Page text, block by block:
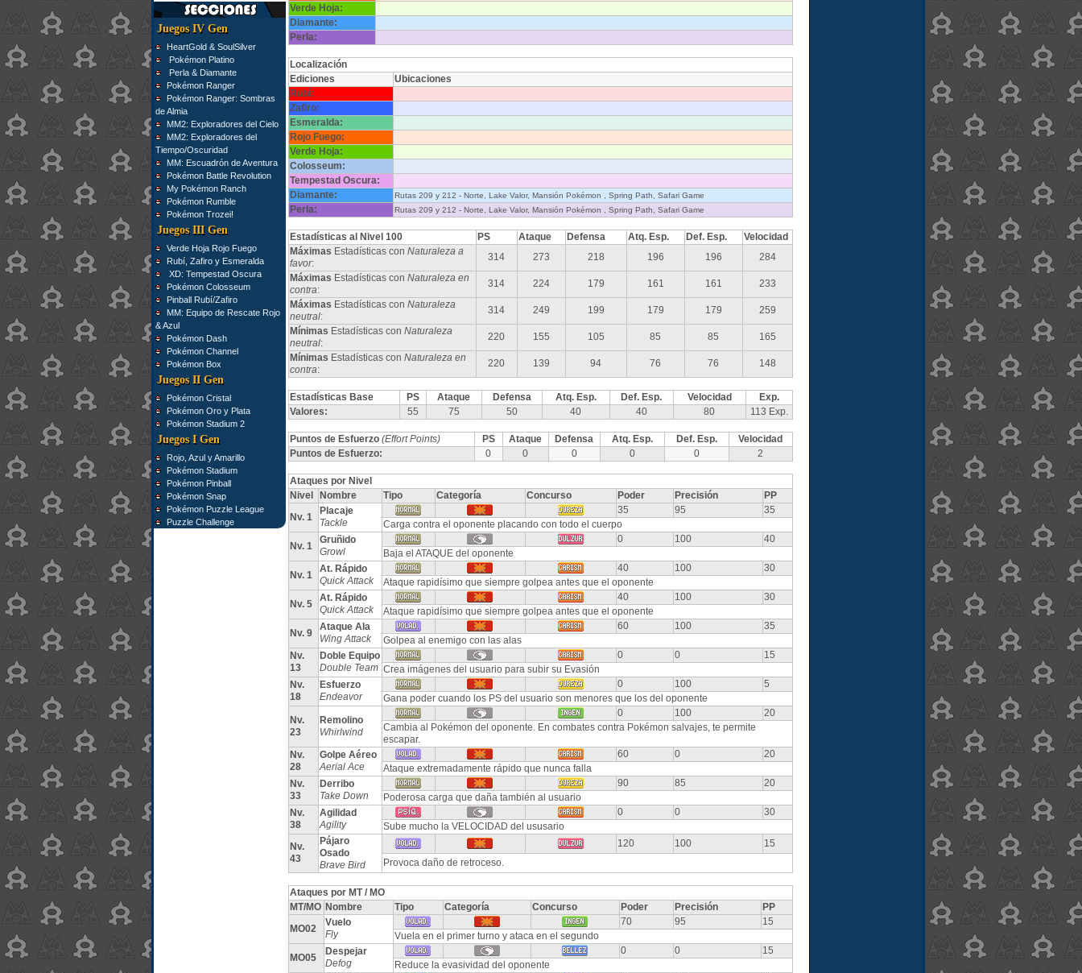
Juegos IV Gen
HeartGold & SoulSilver
Pokémon Platino
Perla & Diamante
Pokémon Ranger
Pokémon Ranger: Sombras
de Almia
MM2: Exploradores del Cielo
MM2: Exploradores del
Tiempo/Oscuridad
MM: Escuadrón de Aventura
Pokémon Battle Revolution
My Pokémon Ranch
Pokémon Rumble
Pokémon Trozei!
Juegos III Gen
Verde Hoja Rojo Fuego
Rubí, Zafiro y Esmeralda
XD: Tempestad Oscura
Pokémon Colosseum
Pinball Rubí/Zafiro
MM: Equipo de Rescate Rojo
& Azul
Pokémon Dash
Pokémon Channel
Pokémon Box
Juegos II Gen
Pokémon Cristal
Pokémon Oro y Plata
Pokémon Stadium 2
Juegos I Gen
Rojo, Azul y Amarillo
Pokémon Stadium
Pokémon Pinball
Pokémon Snap
Pokémon Puzzle League
Puzzle Challenge
Verde Hoja:
Diamante:
Perla:
Localización
Ediciones
Ubicaciones
Rubí:
Zafiro:
Esmeralda:
Rojo Fuego:
Verde Hoja:
Colosseum:
Tempestad Oscura:
Diamante:
Rutas 209 y 212 - Norte, Lake Valor, Mansión Pokémon , Spring Path, Safari Game
Perla: Rutas 209 y 212 - Norte, Lake Valor, Mansión Pokémon , Spring Path, Safari Game
Estadísticas al Nivel 100 PS Ataque Defensa Atq. Esp. Def. Esp.
Velocidad
Máximas Estadísticas con Naturaleza a
favor:
314 273 218 196 196
284
Máximas Estadísticas con Naturaleza en
contra:
314 224 179 161 161
233
Máximas Estadísticas con Naturaleza
neutral:
314 249 199 179 179
259
Mínimas Estadísticas con Naturaleza
neutral:
220 155 105 85 85
165
Mínimas Estadísticas con Naturaleza en
contra:
220 139 94 76 76 148
Estadísticas Base PS Ataque Defensa Atq. Esp. Def. Esp. Velocidad
Exp.
Valores:
55 75 50 40 40 80 113 Exp.
Puntos de Esfuerzo (Effort Points) PS Ataque Defensa Atq. Esp. Def. Esp.
Velocidad
Puntos de Esfuerzo:
0 0 0 0 0 2
Ataques por Nivel
Nivel
Nombre Tipo Categoría Concurso Poder Precisión
PP
Nv. 1
Placaje
Tackle
35 95
35
Carga contra el oponente placando con todo el cuerpo
Nv. 1
Gruñido
Growl
0 100
40
Baja el ATAQUE del oponente
Nv. 1
At. Rápido
Quick Attack
40 100
30
Ataque rapidísimo que siempre golpea antes que el oponente
Nv. 5
At. Rápido
Quick Attack
40 100
30
Ataque rapidísimo que siempre golpea antes que el oponente
Nv. 9
Ataque Ala
Wing Attack
60 100
35
Golpea al enemigo con las alas
Nv.
13
Doble Equipo
Double Team
0 0
15
Crea imágenes del usuario para subir su Evasión
Nv.
18
Esfuerzo
Endeavor
0 100
5
Gana poder cuando los PS del usuario son menores que los del oponente
Nv.
23
Remolino
Whirlwind
0 100
20
Cambia al Pokémon del oponente. En combates contra Pokémon salvajes, te permite
escapar.
Nv.
28
Golpe Aéreo
Aerial Ace
60 0
20
Ataque extremadamente rápido que nunca falla
Nv.
33
Derribo
Take Down
90 85
20
Poderosa carga que daña también al usuario
Nv.
38
Agilidad
Agility
0 0
30
Sube mucho la VELOCIDAD del ususario
Nv.
43
Pájaro
Osado
Brave Bird
120 100
15
Provoca daño de retroceso.
Ataques por MT / MO
MT/MO Nombre Tipo Categoría Concurso Poder Precisión
PP
MO02
Vuelo
Fly
70 95
15
Vuela en el primer turno y ataca en el segundo
MO05
Despejar
Defog
0 0
15
Reduce la evasividad del oponente